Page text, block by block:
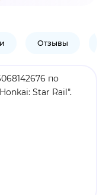
Отзывы
по
Star Rail".